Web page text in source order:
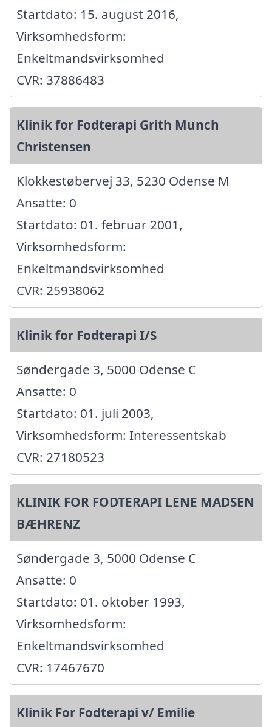
Startdato: 15. august 2016,
Virksomhedsform:
Enkeltmandsvirksomhed
CVR: 37886483
Klinik for Fodterapi Grith Munch
Christensen
Klokkestøbervej 33, 5230 Odense M
Ansatte: 0
Startdato: 01. februar 2001,
Virksomhedsform:
Enkeltmandsvirksomhed
CVR: 25938062
Klinik for Fodterapi I/S
Søndergade 3, 5000 Odense C
Ansatte: 0
Startdato: 01. juli 2003,
Virksomhedsform: Interessentskab
CVR: 27180523
KLINIK FOR FODTERAPI LENE MADSEN
BÆHRENZ
Søndergade 3, 5000 Odense C
Ansatte: 0
Startdato: 01. oktober 1993,
Virksomhedsform:
Enkeltmandsvirksomhed
CVR: 17467670
Klinik For Fodterapi v/ Emilie